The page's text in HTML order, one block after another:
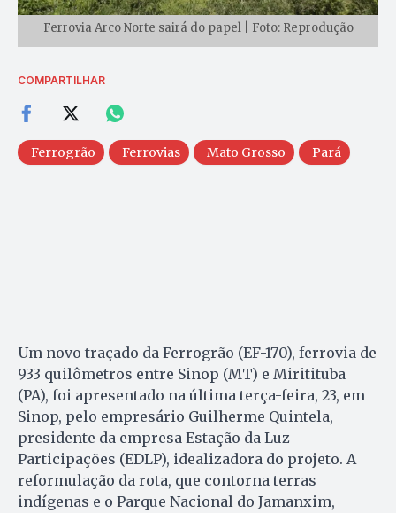
Ferrovia Arco Norte sairá do papel | Foto: Reprodução
COMPARTILHAR
Ferrogrão Ferrovias Mato Grosso Pará
Um novo traçado da Ferrogrão (EF-170), ferrovia de
933 quilômetros entre Sinop (MT) e Miritituba
(PA), foi apresentado na última terça-feira, 23, em
Sinop, pelo empresário Guilherme Quintela,
presidente da empresa Estação da Luz
Participações (EDLP), idealizadora do projeto. A
reformulação da rota, que contorna terras
indígenas e o Parque Nacional do Jamanxim,